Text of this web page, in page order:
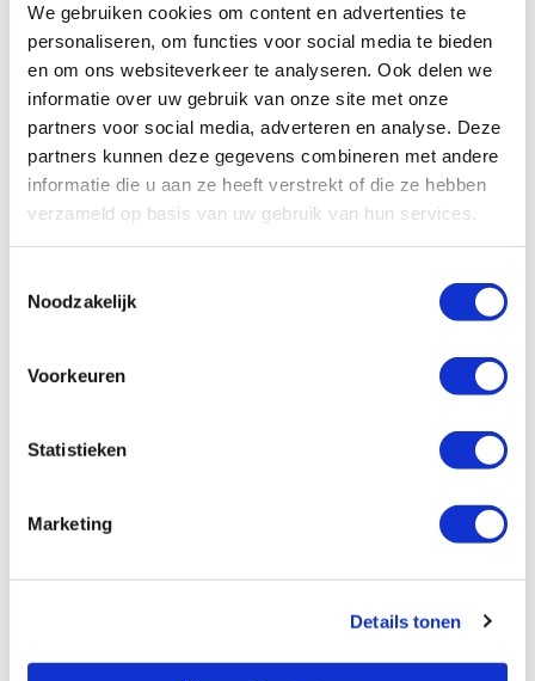
We gebruiken cookies om content en advertenties te
personaliseren, om functies voor social media te bieden
en om ons websiteverkeer te analyseren. Ook delen we
informatie over uw gebruik van onze site met onze
partners voor social media, adverteren en analyse. Deze
partners kunnen deze gegevens combineren met andere
informatie die u aan ze heeft verstrekt of die ze hebben
verzameld op basis van uw gebruik van hun services.
Noodzakelijk
Voorkeuren
Statistieken
Marketing
Details tonen
een prachtige stadsmuur. In Segovia raden wij het Alcázar aan en
vanuit Segovia kun je gemakkelijk een uitstapje maken naar La
Granja de San Ildefonso en El Escorial. De laatste nacht verblijf je
in de omgeving van Madrid waar de camper weer teruggebracht
wordt.
Wil jemeer informatie, persoonlijk advies of een offerte over een
camper huren in Spanje? Bel 072-2010175 ofklik hier. Wij nemen